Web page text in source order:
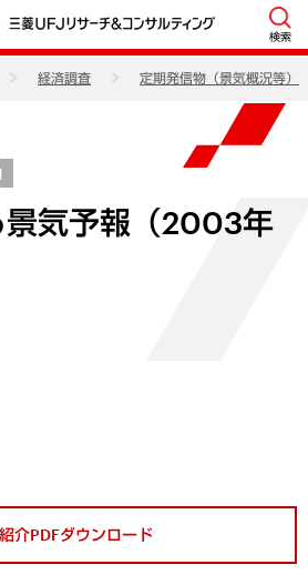
検索
経済調査 定期発信物（景気概況等）
景気予報（2003年
介PDFダウンロード